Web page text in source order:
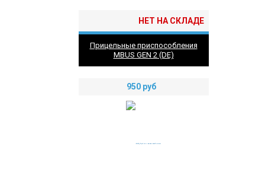
НЕТ НА СКЛАДЕ
Прицельные приспособления
MBUS GEN 2 (DE)
950 руб